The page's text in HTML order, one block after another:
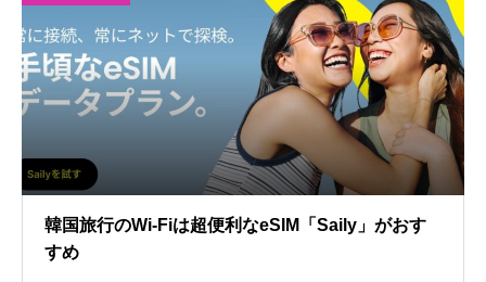
韓国旅行のWi-Fiは超便利なeSIM「Saily」がおす
すめ